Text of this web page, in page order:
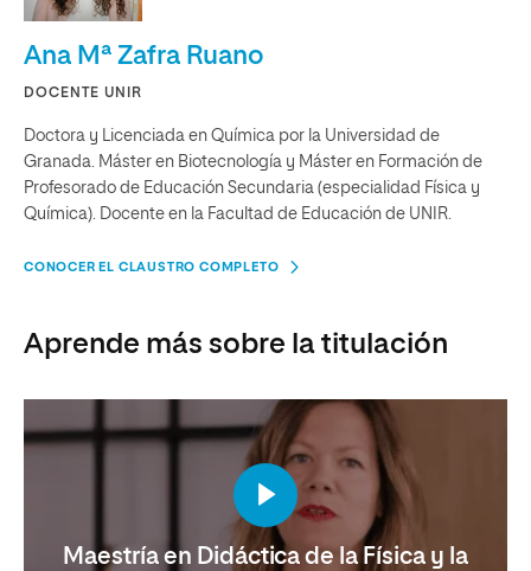
Ana Mª Zafra Ruano
DOCENTE UNIR
Doctora y Licenciada en Química por la Universidad de
Granada. Máster en Biotecnología y Máster en Formación de
Profesorado de Educación Secundaria (especialidad Física y
Química). Docente en la Facultad de Educación de UNIR.
CONOCER EL CLAUSTRO COMPLETO
Aprende más sobre la titulación
Maestría en Didáctica de la Física y la